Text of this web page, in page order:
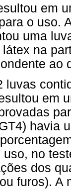
em
o uso.
uma
na
ao
luvas
em
havia
uso, no
dos
furos). A